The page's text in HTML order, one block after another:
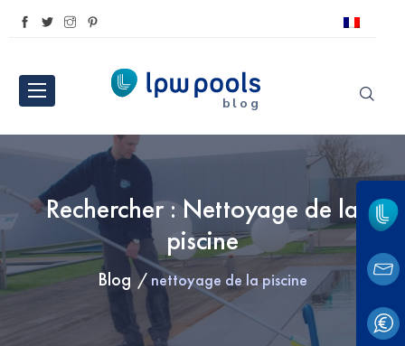
blog
Rechercher : Nettoyage de la
piscine
Blog nettoyage de la piscine